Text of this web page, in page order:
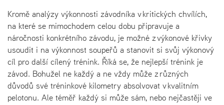
Kromě analýzy výkonnosti závodníka v kritických chvílích,
na které se mimochodem celou dobu připravuje a
náročnosti konkrétního závodu, je možné z výkonové křivky
usoudit i na výkonnost soupeřů a stanovit si svůj výkonový
cíl pro další cílený trénink. Říká se, že nejlepší trénink je
závod. Bohužel ne každý a ne vždy může z různých
důvodů své tréninkové kilometry absolvovat v kvalitním
pelotonu. Ale téměř každý si může sám, nebo nejčastěji ve